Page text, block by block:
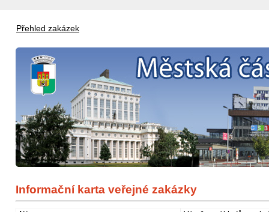
Přehled zakázek
Informační karta veřejné zakázky